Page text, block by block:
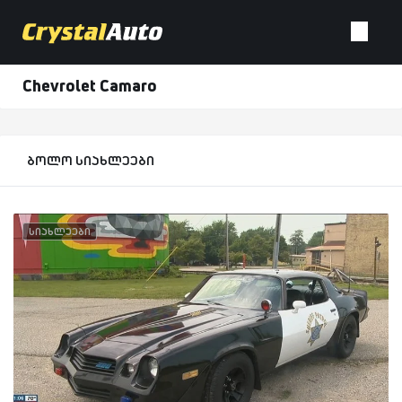
Chevrolet Camaro
ბოლო სიახლეები
სიახლეები